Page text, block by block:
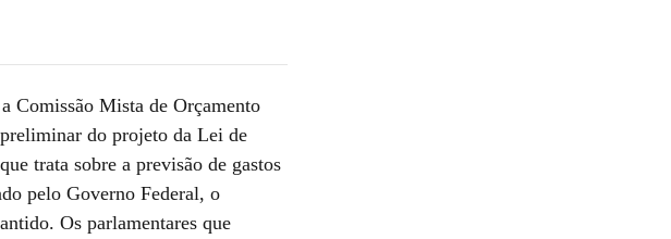
Comissão Mista de Orçamento
do projeto da Lei de
trata sobre a previsão de gastos
pelo Governo Federal, o
Os parlamentares que